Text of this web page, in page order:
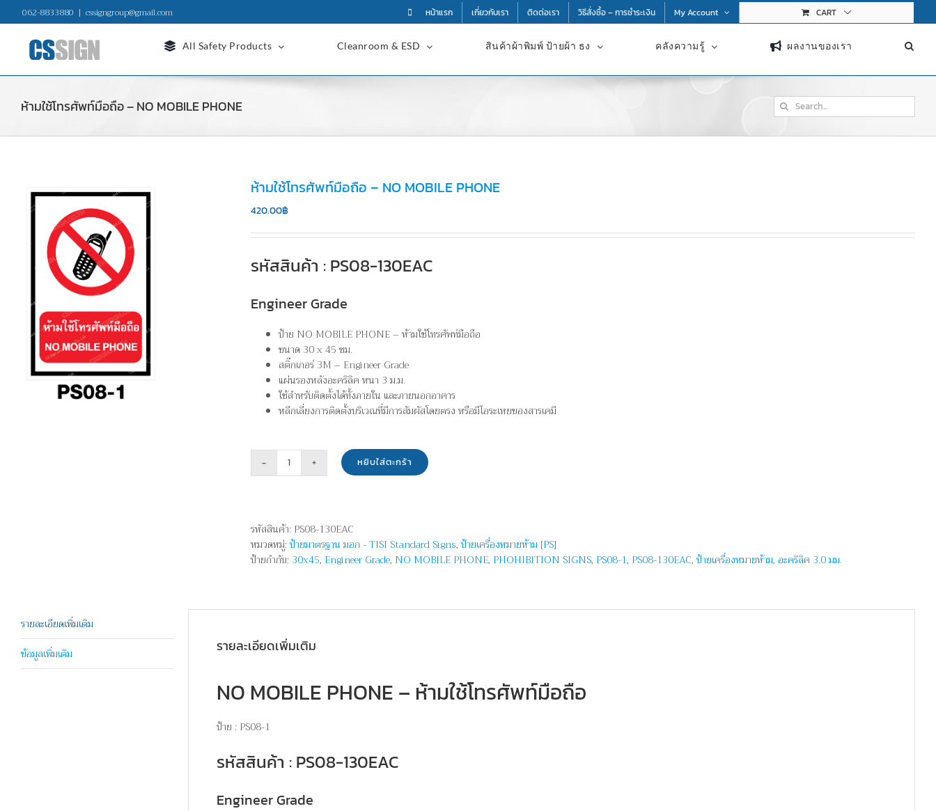
to
content
062-8833880 | cssigngroup@gmail.com หน้าแรก เกี่ยวกับเรา ติดต่อเรา วิธีสั่งซื้อ – การชำระเงิน My Account CART
All Safety Products Cleanroom & ESD สินค้าผ้าพิมพ์ ป้ายผ้า ธง คลังความรู้ ผลงานของเรา
ห้ามใช้โทรศัพท์มือถือ – NO MOBILE PHONE
Search
for:
ห้ามใช้โทรศัพท์มือถือ – NO MOBILE PHONE
420.00฿
รหัสสินค้า : PS08-130EAC
Engineer Grade
ป้าย NO MOBILE PHONE – ห้ามใช้โทรศัพท์มือถือ
ขนาด 30 x 45 ซม.
สติ๊กเกอร์ 3M – Engineer Grade
แผ่นรองหลังอะคริลิค หนา 3 ม.ม.
ใช้สำหรับติดตั้งได้ทั้งภายใน และภายนอกอาคาร
หลีกเลี่ยงการติดตั้งบริเวณที่มีการสัมผัสโดยตรง หรือมีไอระเหยของสารเคมี
จำนวน
มือ
ถือ
-
PHONE
หยิบใส่ตะกร้า
รหัสสินค้า: PS08-130EAC
หมวดหมู่:ป้ายมาตรฐาน มอก - TISI Standard Signs, ป้ายเครื่องหมายห้าม [PS]
ป้ายกำกับ: 30x45, Engineer Grade, NO MOBILE PHONE, PHOHIBITION SIGNS, PS08-1, PS08-130EAC, ป้ายเครื่องหมายห้าม, อะคริลิค 3.0 มม.
รายละเอียดเพิ่มเติม
ข้อมูลเพิ่มเติม
รายละเอียดเพิ่มเติม
NO MOBILE PHONE – ห้ามใช้โทรศัพท์มือถือ
ป้าย : PS08-1
รหัสสินค้า : PS08-130EAC
Engineer Grade